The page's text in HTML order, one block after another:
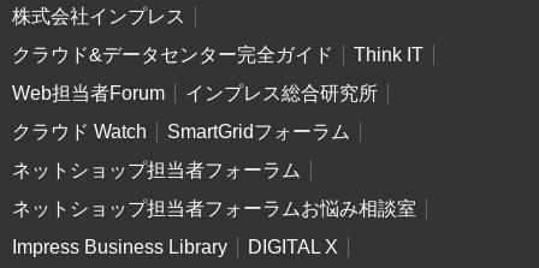
株式会社インプレス
クラウド&データセンター完全ガイド
Think IT
Web担当者Forum
インプレス総合研究所
クラウド Watch
SmartGridフォーラム
ネットショップ担当者フォーラム
ネットショップ担当者フォーラムお悩み相談室
Impress Business Library
DIGITAL X